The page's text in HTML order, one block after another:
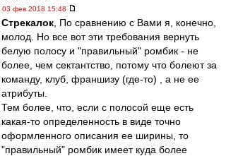
03 фев 2018 15:48
Стрекалок , По сравнению с Вами я, конечно,
молод. Но все вот эти требования вернуть
белую полосу и "правильный" ромбик - не
более, чем сектантство, потому что болеют за
команду, клуб, франшизу (где-то) , а не ее
атрибуты.
Тем более, что, если с полосой еще есть
какая-то определенность в виде точно
оформленного описания ее ширины, то
"правильный" ромбик имеет куда более